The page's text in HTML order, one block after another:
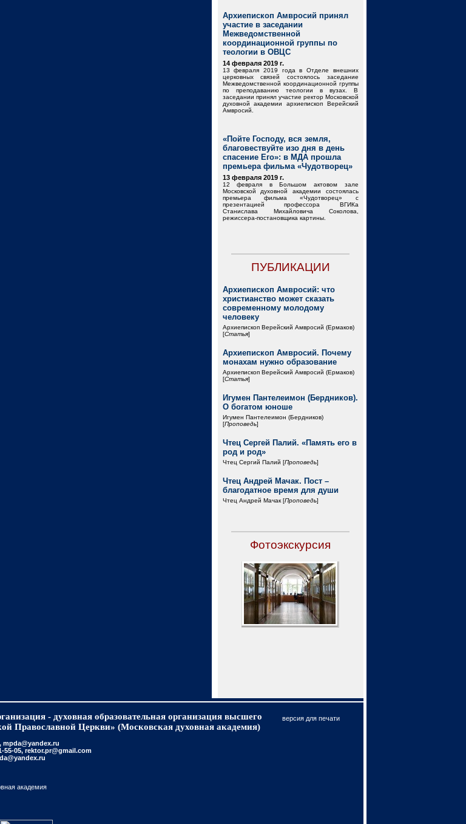
Архиепископ Амвросий принял
участие в заседании
Межведомственной
координационной группы по
теологии в ОВЦС
14 февраля 2019 г.
13 февраля 2019 года в Отделе внешних
церковных связей состоялось заседание
Межведомственной координационной группы
по преподаванию теологии в вузах. В
заседании принял участие ректор Московской
духовной академии архиепископ Верейский
Амвросий.
«Пойте Господу, вся земля,
благовествуйте изо дня в день
спасение Его»: в МДА прошла
премьера фильма «Чудотворец»
13 февраля 2019 г.
12 февраля в Большом актовом зале
Московской духовной академии состоялась
премьера фильма «Чудотворец» с
презентацией профессора ВГИКа
Станислава Михайловича Соколова,
режиссера-постановщика картины.
ПУБЛИКАЦИИ
Архиепископ Амвросий: что
христианство может сказать
современному молодому
человеку
Архиепископ Верейский Амвросий (Ермаков)
[Статья]
Архиепископ Амвросий. Почему
монахам нужно образование
Архиепископ Верейский Амвросий (Ермаков)
[Статья]
Игумен Пантелеимон (Бердников).
О богатом юноше
Игумен Пантелеимон (Бердников)
[Проповедь]
Чтец Сергей Палий. «Память его в
род и род»
Чтец Сергий Палий [Проповедь]
Чтец Андрей Мачак. Пост –
благодатное время для души
Чтец Андрей Мачак [Проповедь]
Фотоэкскурсия
версия для печати
- духовная образовательная организация высшего
Православной Церкви» (Московская духовная академия)
05, rektor.pr@gmail.com
академия